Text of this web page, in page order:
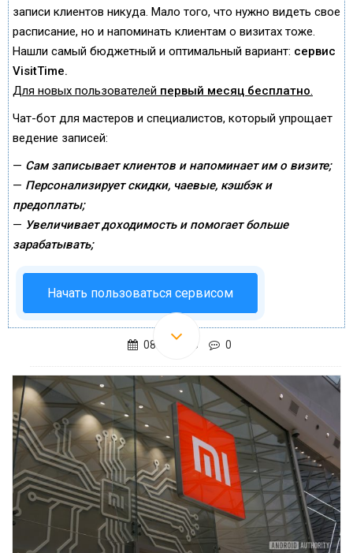
записи клиентов никуда. Мало того, что нужно видеть свое
расписание, но и напоминать клиентам о визитах тоже.
Нашли самый бюджетный и оптимальный вариант: сервис
VisitTime.
Для новых пользователей первый месяц бесплатно.
Чат-бот для мастеров и специалистов, который упрощает
ведение записей:
— Сам записывает клиентов и напоминает им о визите;
— Персонализирует скидки, чаевые, кэшбэк и
предоплаты;
— Увеличивает доходимость и помогает больше
зарабатывать;
Начать пользоваться сервисом
08.05.2020 0